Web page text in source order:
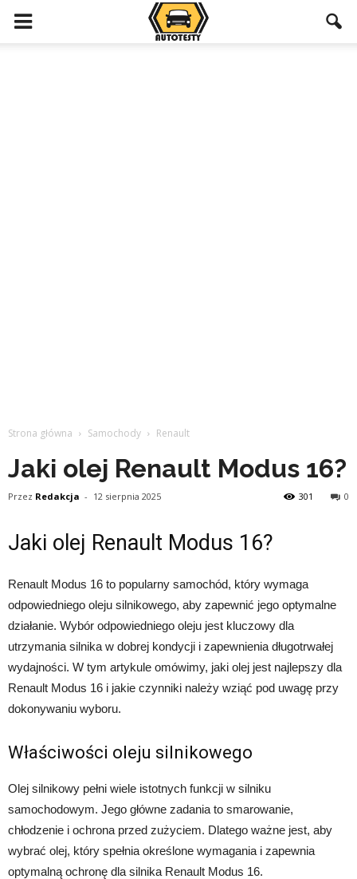
Strona główna Samochody Renault
Jaki olej Renault Modus 16?
Przez Redakcja - 12 sierpnia 2025 0
301
Jaki olej Renault Modus 16?
Renault Modus 16 to popularny samochód, który wymaga
odpowiedniego oleju silnikowego, aby zapewnić jego optymalne
działanie. Wybór odpowiedniego oleju jest kluczowy dla
utrzymania silnika w dobrej kondycji i zapewnienia długotrwałej
wydajności. W tym artykule omówimy, jaki olej jest najlepszy dla
Renault Modus 16 i jakie czynniki należy wziąć pod uwagę przy
dokonywaniu wyboru.
Właściwości oleju silnikowego
Olej silnikowy pełni wiele istotnych funkcji w silniku
samochodowym. Jego główne zadania to smarowanie,
chłodzenie i ochrona przed zużyciem. Dlatego ważne jest, aby
wybrać olej, który spełnia określone wymagania i zapewnia
optymalną ochronę dla silnika Renault Modus 16.